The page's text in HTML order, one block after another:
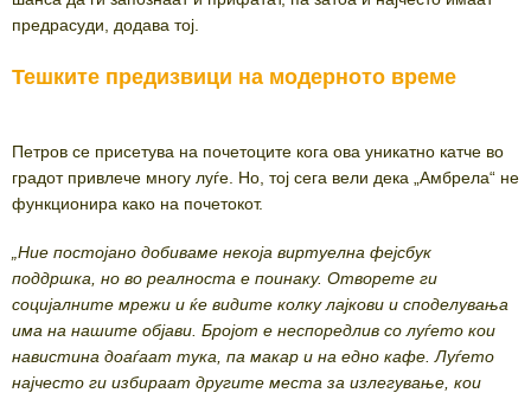
предрасуди, додава тој.
Тешките предизвици на модерното време
Петров се присетува на почетоците кога ова уникатно катче во
градот привлече многу луѓе. Но, тој сега вели дека „Амбрела“ не
функционира како на почетокот.
„Ние постојано добиваме некоја виртуелна фејсбук
поддршка, но во реалноста е поинаку. Отворете ги
социјалните мрежи и ќе видите колку лајкови и споделувања
има на нашите објави. Бројот е неспоредлив со луѓето кои
навистина доаѓаат тука, па макар и на едно кафе. Луѓето
најчесто ги избираат другите места за излегување, кои